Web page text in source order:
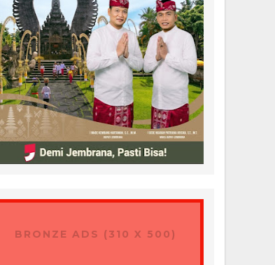
BRONZE ADS (310 X 500)